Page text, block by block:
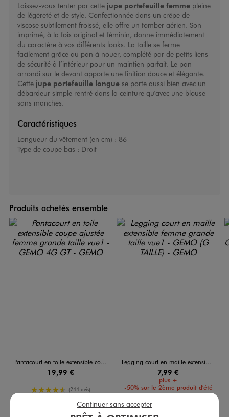
Laissez-vous tenter par cette jupe portefeuille femmepleine
de légèreté et de style. Confectionnée dans un crêpe de
viscose subtilement froissé, elle offre un tomber aérien. Son
imprimé, à la fois original et féminin, donne immédiatement
du caractère à vos différents looks. La taille se ferme
facilement grâce au pan à nouer, complété par de petits liens
de sécurité à l’intérieur pour un maintien parfait. Le pan
arrondi sur le devant apporte une finition douce et élégante.
Cette jupe portefeuille longuese porte aussi bien avec un
débardeur simple rentré dans la ceinture qu’avec une blouse
sans manches.
Caractéristiques
Longueur du vêtement (en cm) : 86
Type de coupe bas : Droit
Produits achetés ensemble
Pantacourt en toile extensible coupe ajustée femme grande taille
19,99 €
4.5/5 de moyenne
(244 avis)
Legging court en maille extensible femme grande taille
7,99 €
plus +
-50% sur le 2ème produit d'été
Continuer sans accepter